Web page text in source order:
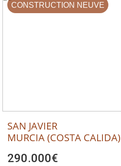
CONSTRUCTION NEUVE
SAN JAVIER
MURCIA (COSTA CALIDA)
290.000€